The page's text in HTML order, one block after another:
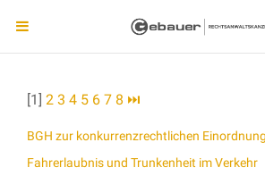
[1] 2 3 4 5 6 7 8 ⏭
BGH zur konkurrenzrechtlichen
Fahrerlaubnis und Trunkenheit im Verkehr